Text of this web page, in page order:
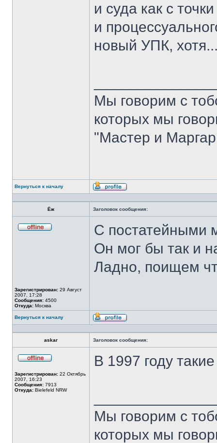
и суда как с
и
новый УПК,
Мы говорим с
которых мы
"Мастер и
Вернуться к началу
Профиль
Ёж Заголовок сообщения:
Зарегистрирован: 29 Август
2007, 17:28
Сообщения: 4500
Откуда: Москва
С постатейными
Он мог бы так и
Ладно, поищем
Вернуться к началу
Профиль
askar Заголовок сообщения:
сети
Зарегистрирован: 22 Октябрь
2007, 16:23
Сообщения: 7913
Откуда: Bielefeld NRW
В 1997 году
Мы говорим с
которых мы